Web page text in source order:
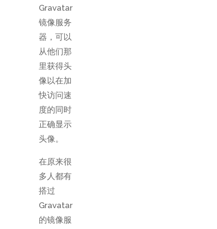
Gravatar
镜像服务
器，可以
从他们那
里获得头
像以在加
快访问速
度的同时
正确显示
头像。
在原来很
多人都有
搭过
Gravatar
的镜像服